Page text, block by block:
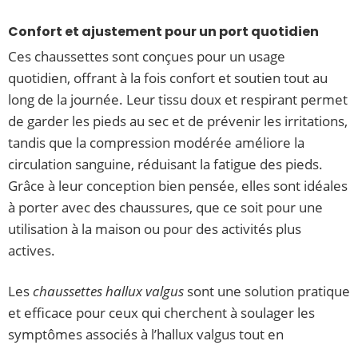
Confort et ajustement pour un port quotidien
Ces chaussettes sont conçues pour un usage
quotidien, offrant à la fois confort et soutien tout au
long de la journée. Leur tissu doux et respirant permet
de garder les pieds au sec et de prévenir les irritations,
tandis que la compression modérée améliore la
circulation sanguine, réduisant la fatigue des pieds.
Grâce à leur conception bien pensée, elles sont idéales
à porter avec des chaussures, que ce soit pour une
utilisation à la maison ou pour des activités plus
actives.
Leschaussettes hallux valgus sont une solution pratique
et efficace pour ceux qui cherchent à soulager les
symptômes associés à l’hallux valgus tout en